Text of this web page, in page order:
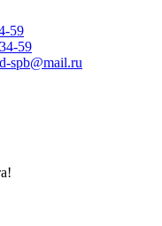
59
59
spb@mail.ru